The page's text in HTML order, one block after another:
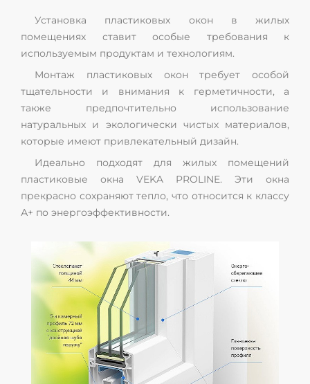
Установка пластиковых окон в жилых
помещениях ставит особые требования к
используемым продуктам и технологиям.
Монтаж пластиковых окон требует особой
тщательности и внимания к герметичности, а
также предпочтительно использование
натуральных и экологически чистых материалов,
которые имеют привлекательный дизайн.
Идеально подходят для жилых помещений
пластиковые окна VEKA PROLINE. Эти окна
прекрасно сохраняют тепло, что относится к классу
А+ по энергоэффективности.